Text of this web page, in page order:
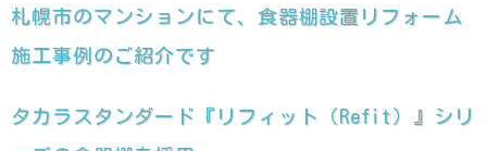
札幌市のマンションにて、食器棚設置リフォーム
施工事例のご紹介です
タカラスタンダード『リフィット（Refit）』シリ